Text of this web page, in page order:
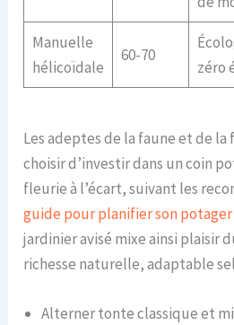
Manuelle
hélicoïdale
60-70
zéro
Les adeptes de la faune et de
choisir d’investir dans un coin
fleurie à l’écart, suivant les
guide pour planifier son
jardinier avisé mixe ainsi plaisir
richesse naturelle, adaptable
Alterner tonte classique et